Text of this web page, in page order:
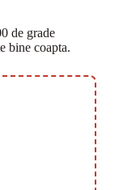
de grade
bine coapta.